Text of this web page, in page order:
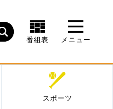
番組表 メニュー
スポーツ